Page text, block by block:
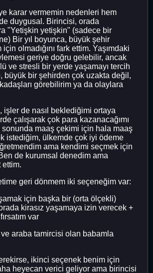
karar vermemin nedenleri hem
duygusal. Birincisi, orada
"Yetişkin yetişkin" (sadece bir
Bir yıl boyunca, büyük şehir
için olmadığını fark ettim. Yaşımdaki
geriye doğru gelebilir, ancak
ve stresli bir yerde yaşamayı tercih
büyük bir şehirden çok uzakta değil,
görebilirim ya da olaylara
işler de nasıl beklediğimi ortaya
çalışarak çok para kazanacağımı
maaş çekimi için hala maaş
istediğim, ülkemde çok iyi ödeme
ama kendimi seçmek için
de kurumsal denedim ama
ettim.
geri dönmem iki seçeneğim var:
için başka bir (orta ölçekli)
kirasız yaşamaya izin verecek +
var
ve araba tamircisi olan babamla
ikinci seçenek benim için
heyecan verici geliyor ama birincisi